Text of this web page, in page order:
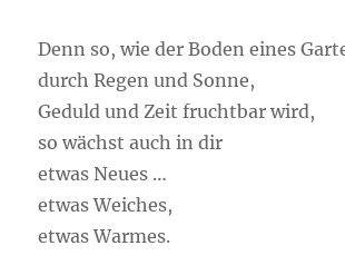
Denn so, wie der Boden eines
durch Regen und Sonne,
Geduld und Zeit fruchtbar wird,
so wächst auch in dir
etwas Neues …
etwas Weiches,
etwas Warmes.